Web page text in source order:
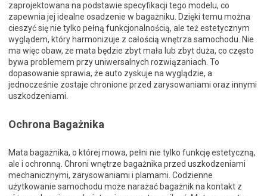
zaprojektowana na podstawie specyfikacji tego modelu, co
zapewnia jej idealne osadzenie w bagażniku. Dzięki temu można
cieszyć się nie tylko pełną funkcjonalnością, ale też estetycznym
wyglądem, który harmonizuje z całością wnętrza samochodu. Nie
ma więc obaw, że mata będzie zbyt mała lub zbyt duża, co często
bywa problemem przy uniwersalnych rozwiązaniach. To
dopasowanie sprawia, że auto zyskuje na wyglądzie, a
jednocześnie zostaje chronione przed zarysowaniami oraz innymi
uszkodzeniami.
Ochrona Bagażnika
Mata bagażnika, o której mowa, pełni nie tylko funkcję estetyczną,
ale i ochronną. Chroni wnętrze bagażnika przed uszkodzeniami
mechanicznymi, zarysowaniami i plamami. Codzienne
użytkowanie samochodu może narażać bagażnik na kontakt z